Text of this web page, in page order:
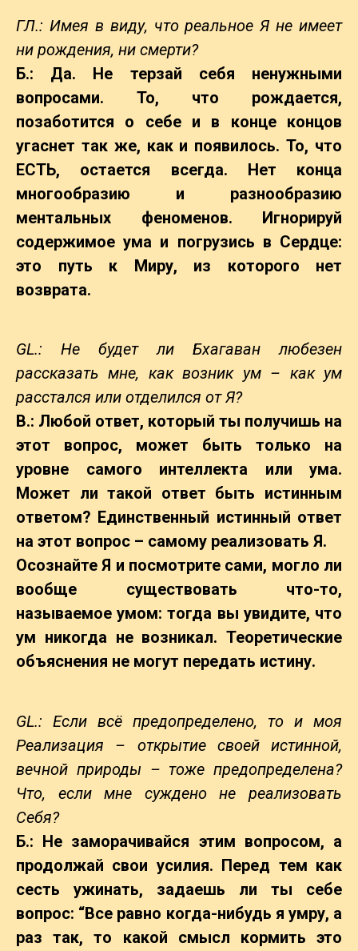
ГЛ.: Имея в виду, что реальное Я не имеет
ни рождения, ни смерти?
Б.: Да. Не терзай себя ненужными
вопросами. То, что рождается,
позаботится о себе и в конце концов
угаснет так же, как и появилось. То, что
ЕСТЬ, остается всегда. Нет конца
многообразию и разнообразию
ментальных феноменов. Игнорируй
содержимое ума и погрузись в Сердце:
это путь к Миру, из которого нет
возврата.
GL.: Не будет ли Бхагаван любезен
рассказать мне, как возник ум – как ум
расстался или отделился от Я?
В.: Любой ответ, который ты получишь на
этот вопрос, может быть только на
уровне самого интеллекта или ума.
Может ли такой ответ быть истинным
ответом? Единственный истинный ответ
на этот вопрос – самому реализовать Я.
Осознайте Я и посмотрите сами, могло ли
вообще существовать что-то,
называемое умом: тогда вы увидите, что
ум никогда не возникал. Теоретические
объяснения не могут передать истину.
GL.: Если всё предопределено, то и моя
Реализация – открытие своей истинной,
вечной природы – тоже предопределена?
Что, если мне суждено не реализовать
Себя?
Б.: Не заморачивайся этим вопросом, а
продолжай свои усилия. Перед тем как
сесть ужинать, задаешь ли ты себе
вопрос: “Все равно когда-нибудь я умру, а
раз так, то какой смысл кормить это